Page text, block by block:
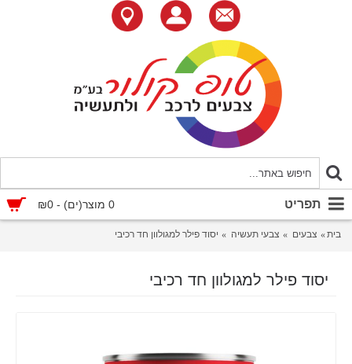
0 מוצר(ים) - ₪0 תפריט
בית צבעים צבעי תעשיה יסוד פילר למגולוון חד רכיבי
יסוד פילר למגולוון חד רכיבי